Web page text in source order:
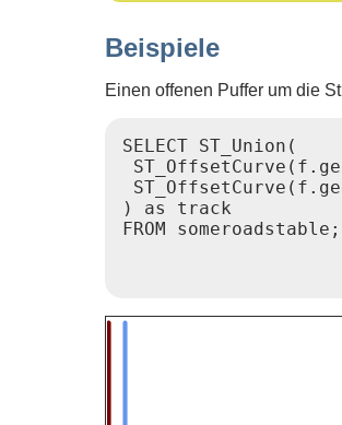
Beispiele
Einen offenen Puffer um die
SELECT ST_Union(
) as track
FROM someroadstable;